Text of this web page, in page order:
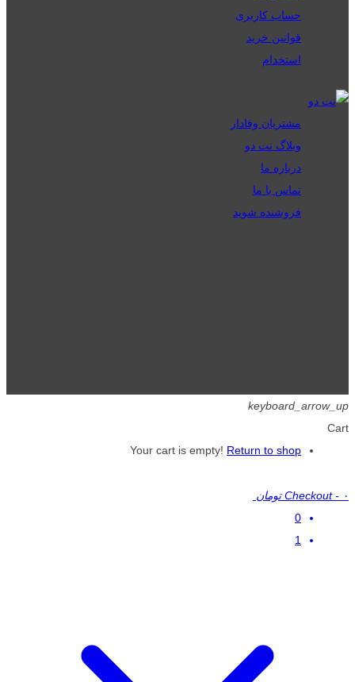
حساب کاربری
قوانین خرید
استخدام
مشتریان وفادار
وبلاگ نت دو
درباره ما
تماس با ما
فروشنده شوید
keyboard_arrow_up
Cart
Your cart is empty! Return to shop
Checkout - ۰ تومان
0
1